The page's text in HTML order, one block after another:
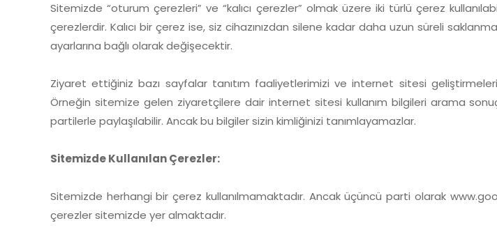
Sitemizde “oturum çerezleri” ve “kalıcı çerezler” olmak üzere iki türlü çerez
çerezlerdir. Kalıcı bir çerez ise, siz cihazınızdan silene kadar daha uzun süreli
ayarlarına bağlı olarak değişecektir.
Ziyaret ettiğiniz bazı sayfalar tanıtım faaliyetlerimizi ve internet sitesi
Örneğin sitemize gelen ziyaretçilere dair internet sitesi kullanım bilgileri arama
partilerle paylaşılabilir. Ancak bu bilgiler sizin kimliğinizi tanımlayamazlar.
Sitemizde Kullanılan Çerezler:
Sitemizde herhangi bir çerez kullanılmamaktadır. Ancak üçüncü parti olarak
çerezler sitemizde yer almaktadır.